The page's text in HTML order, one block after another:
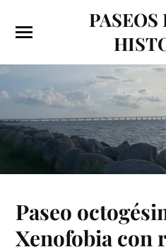
PASEOS
Paseo
Xenofobia con